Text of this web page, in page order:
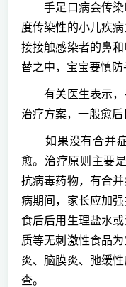
手足口病会传染
度传染性的小儿疾
接接触感染者的鼻
替之中，宝宝要慎防
有关医生表示，
治疗方案，一般愈后
如果没有合并症
愈。治疗原则主要
抗病毒药物，有合
病期间，家长应加
食后后用生理盐水
质等无刺激性食品
炎、脑膜炎、弛缓
查。